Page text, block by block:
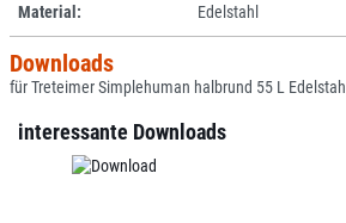
Material:
Edelstahl
Downloads
für Treteimer Simplehuman halbrund 55 L Edelstahl
interessante Downloads